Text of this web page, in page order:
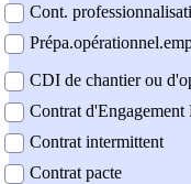
Cont.
CDI de chantier ou
Contrat d'Engagement
Contrat intermittent
Contrat pacte